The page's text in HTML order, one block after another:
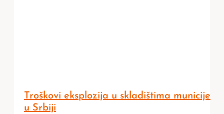
Troškovi eksplozija u skladištima municije
u Srbiji